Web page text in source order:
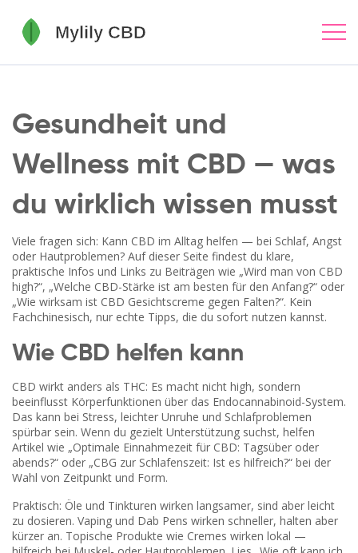
Gesundheit und
Wellness mit CBD — was
du wirklich wissen musst
Viele fragen sich: Kann CBD im Alltag helfen — bei Schlaf, Angst
oder Hautproblemen? Auf dieser Seite findest du klare,
praktische Infos und Links zu Beiträgen wie „Wird man von CBD
high?“, „Welche CBD-Stärke ist am besten für den Anfang?“ oder
„Wie wirksam ist CBD Gesichtscreme gegen Falten?“. Kein
Fachchinesisch, nur echte Tipps, die du sofort nutzen kannst.
Wie CBD helfen kann
CBD wirkt anders als THC: Es macht nicht high, sondern
beeinflusst Körperfunktionen über das Endocannabinoid-System.
Das kann bei Stress, leichter Unruhe und Schlafproblemen
spürbar sein. Wenn du gezielt Unterstützung suchst, helfen
Artikel wie „Optimale Einnahmezeit für CBD: Tagsüber oder
abends?“ oder „CBG zur Schlafenszeit: Ist es hilfreich?“ bei der
Wahl von Zeitpunkt und Form.
Praktisch: Öle und Tinkturen wirken langsamer, sind aber leicht
zu dosieren. Vaping und Dab Pens wirken schneller, halten aber
kürzer an. Topische Produkte wie Cremes wirken lokal —